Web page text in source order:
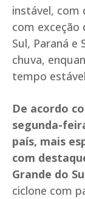
instável, com
com exceção
Sul, Paraná e
chuva,
tempo
De acordo
segunda-
país, mais
com
Grande do
ciclone com